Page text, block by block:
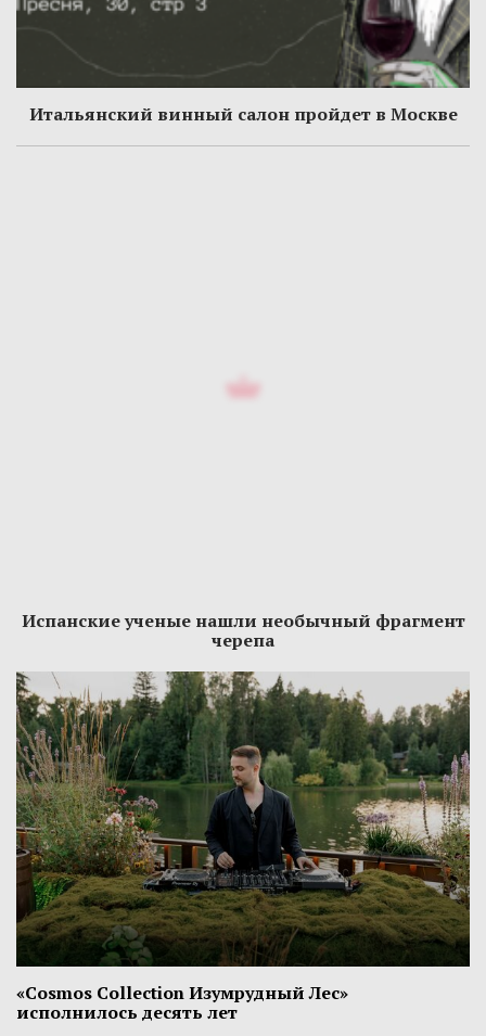
Итальянский винный салон пройдет в Москве
Испанские ученые нашли необычный фрагмент
черепа
«Cosmos Collection Изумрудный Лес»
исполнилось десять лет